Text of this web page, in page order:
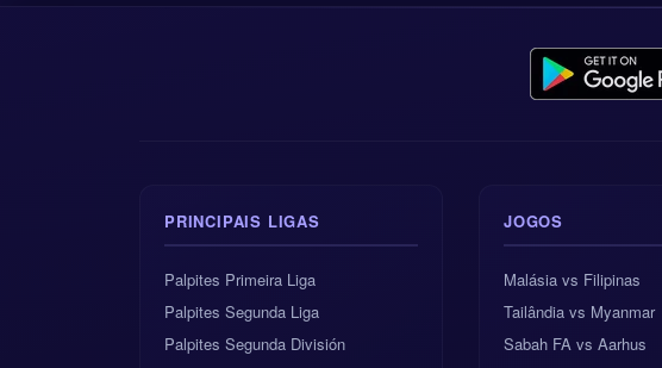
PRINCIPAIS LIGAS
Palpites Primeira Liga
Palpites Segunda Liga
Palpites Segunda División
JOGOS
Malásia vs Filipinas
Tailândia vs Myanmar
Sabah FA vs Aarhus